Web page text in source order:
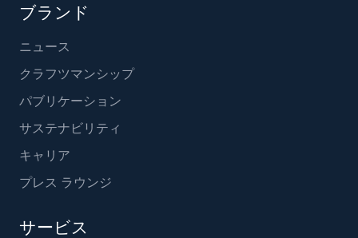
ブランド
ニュース
クラフツマンシップ
パブリケーション
サステナビリティ
キャリア
プレス ラウンジ
サービス